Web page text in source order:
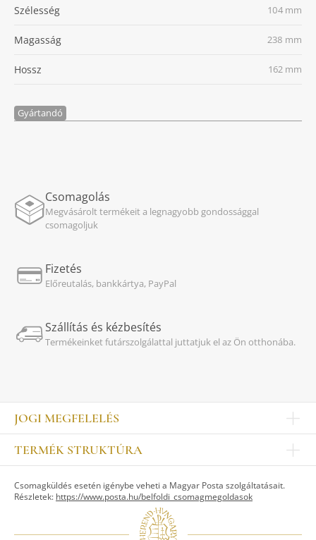
Szélesség 104 mm
Magasság 238 mm
Hossz 162 mm
Gyártandó
Csomagolás
Megvásárolt termékeit a legnagyobb gondossággal
csomagoljuk
Fizetés
Előreutalás, bankkártya, PayPal
Szállítás és kézbesítés
Termékeinket futárszolgálattal juttatjuk el az Ön otthonába.
JOGI MEGFELELÉS
Impresszum
Kapcsolat
Jogi nyilatkozat
TERMÉK STRUKTÚRA
ASZTALKULTÚRA
Csomagküldés esetén igénybe veheti a Magyar Posta szolgáltatásait.
Részletek: https://www.posta.hu/belfoldi_csomagmegoldasok